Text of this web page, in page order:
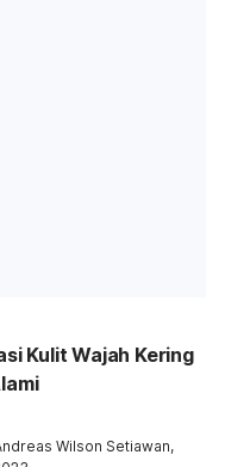
Kulit Wajah Kering
Wilson Setiawan,